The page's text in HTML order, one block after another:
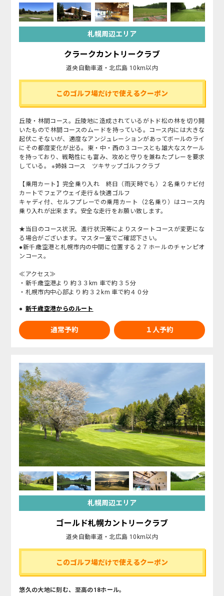
札幌周辺エリア
クラークカントリークラブ
道央自動車道・北広島 10km以内
このゴルフ場だけで使えるクーポン
丘陵・林間コース。丘陵地に造成されているがトド松の林を切り開
いたもので林間コースのムードを持っている。コース内には大きな
起伏こそないが、適度なアンジュレーションがあってボールのライ
にその都度変化が出る。東・中・西の３コースとも雄大なスケール
を持っており、戦略性にも富み、攻めと守りを兼ねたプレーを要求
している。 ※姉妹コース ツキサップゴルフクラブ
【乗用カート】完全乗り入れ 終日（雨天時でも）２名乗りナビ付
カートでフェアウェイ走行＆快適ゴルフ
キャディ付、セルフプレーでの乗用カート（2名乗り）はコース内
乗り入れが出来ます。安全な走行をお願い致します。
★当日のコース状況、進行状況等によりスタートコースが変更にな
る場合がございます。マスター室でご確認下さい。
●新千歳空港と札幌市内の中間に位置する２７ホールのチャンピオ
ンコース。
≪アクセス≫
・新千歳空港より 約３３km 車で約３５分
・札幌市内中心部より 約３２km 車で約４０分
新千歳空港からのルート
通常予約 １人予約
札幌周辺エリア
ゴールド札幌カントリークラブ
道央自動車道・北広島 10km以内
このゴルフ場だけで使えるクーポン
悠久の大地に刻む、至高の18ホール。